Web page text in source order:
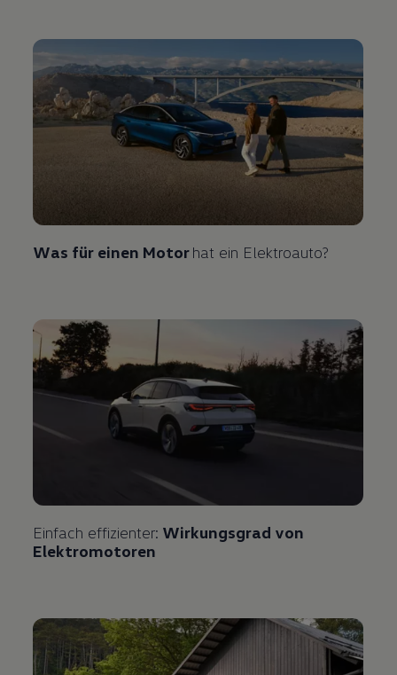
Was für einen Motorhat ein Elektroauto?
Einfach effizienter: Wirkungsgrad von
Elektromotoren